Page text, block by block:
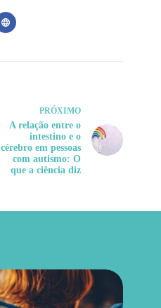
PRÓXIMO
A relação entre o
intestino e o
cérebro em pessoas
com autismo: O
que a ciência diz